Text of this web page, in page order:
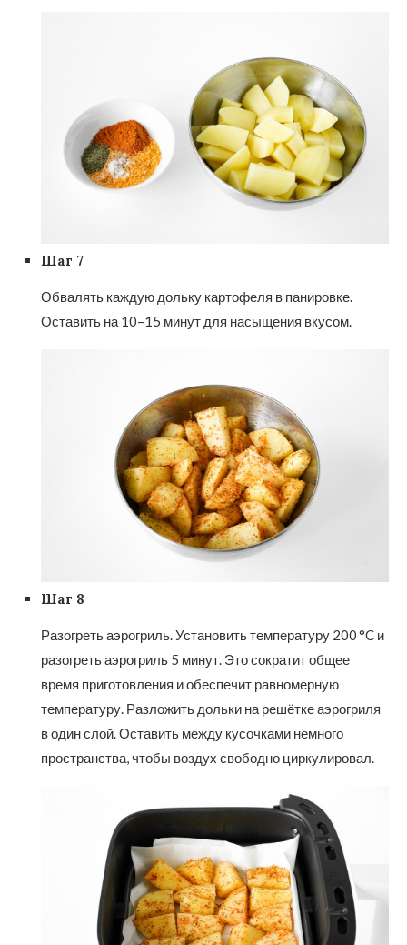
Шаг 7
Обвалять каждую дольку картофеля в панировке.
Оставить на 10–15 минут для насыщения вкусом.
Шаг 8
Разогреть аэрогриль. Установить температуру 200 °C и
разогреть аэрогриль 5 минут. Это сократит общее
время приготовления и обеспечит равномерную
температуру. Разложить дольки на решётке аэрогриля
в один слой. Оставить между кусочками немного
пространства, чтобы воздух свободно циркулировал.